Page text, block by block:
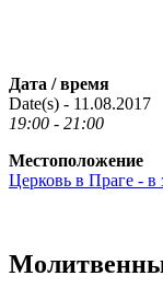
Дата / время
Date(s) - 11.08.2017
19:00 - 21:00
Местоположение
Церковь в Праге - в